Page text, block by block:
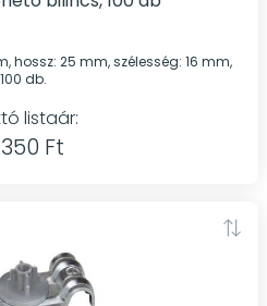
hossz: 25 mm, szélesség: 16 mm,
100 db.
listaár:
Ft